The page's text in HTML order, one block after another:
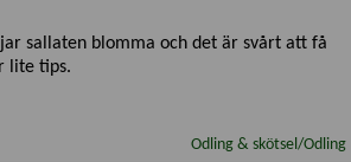
sallaten blomma och det är svårt att få
lite tips.
Odling & skötsel/Odling